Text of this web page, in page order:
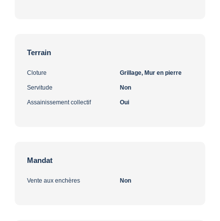
Terrain
Cloture Grillage, Mur en pierre
Servitude Non
Assainissement collectif Oui
Mandat
Vente aux enchères Non